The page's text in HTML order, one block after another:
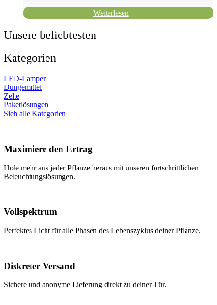
Weiterlesen
Unsere beliebtesten
Kategorien
LED-Lampen
Düngemittel
Zelte
Paketlösungen
Sieh alle Kategorien
Maximiere den Ertrag
Hole mehr aus jeder Pflanze heraus mit unseren fortschrittlichen
Beleuchtungslösungen.
Vollspektrum
Perfektes Licht für alle Phasen des Lebenszyklus deiner Pflanze.
Diskreter Versand
Sichere und anonyme Lieferung direkt zu deiner Tür.